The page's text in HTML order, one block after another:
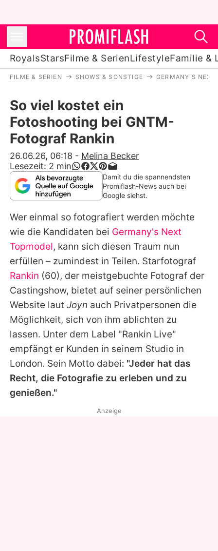
RoyalsStarsFilme & SerienLifestyleFamilie &
Stars
Filme & Serien
Lifestyle
Familie & Liebe
Promiflash Exklusiv
Alle Themen auf Promiflash
Jobs
App runterladen
Team
Redaktionelle Richtlinien
Impressum
Datenschutzerklärung
FILME & SERIEN SHOWS & SONSTIGE GERMANY'S NEXT
So viel kostet ein
Fotoshooting bei GNTM-
Fotograf Rankin
26.06.26, 06:18 - Melina Becker
Lesezeit: 2 min
Damit du die spannendsten
Promiflash-News auch bei
Google siehst.
Wer einmal so fotografiert werden möchte
wie die Kandidaten bei Germany's Next
Topmodel, kann sich diesen Traum nun
erfüllen – zumindest in Teilen. Starfotograf
Rankin (60), der meistgebuchte Fotograf der
Castingshow, bietet auf seiner persönlichen
Website laut Joyn auch Privatpersonen die
Möglichkeit, sich von ihm ablichten zu
lassen. Unter dem Label "Rankin Live"
empfängt er Kunden in seinem Studio in
London. Sein Motto dabei: "Jeder hat das
Recht, die Fotografie zu erleben und zu
genießen."
Anzeige